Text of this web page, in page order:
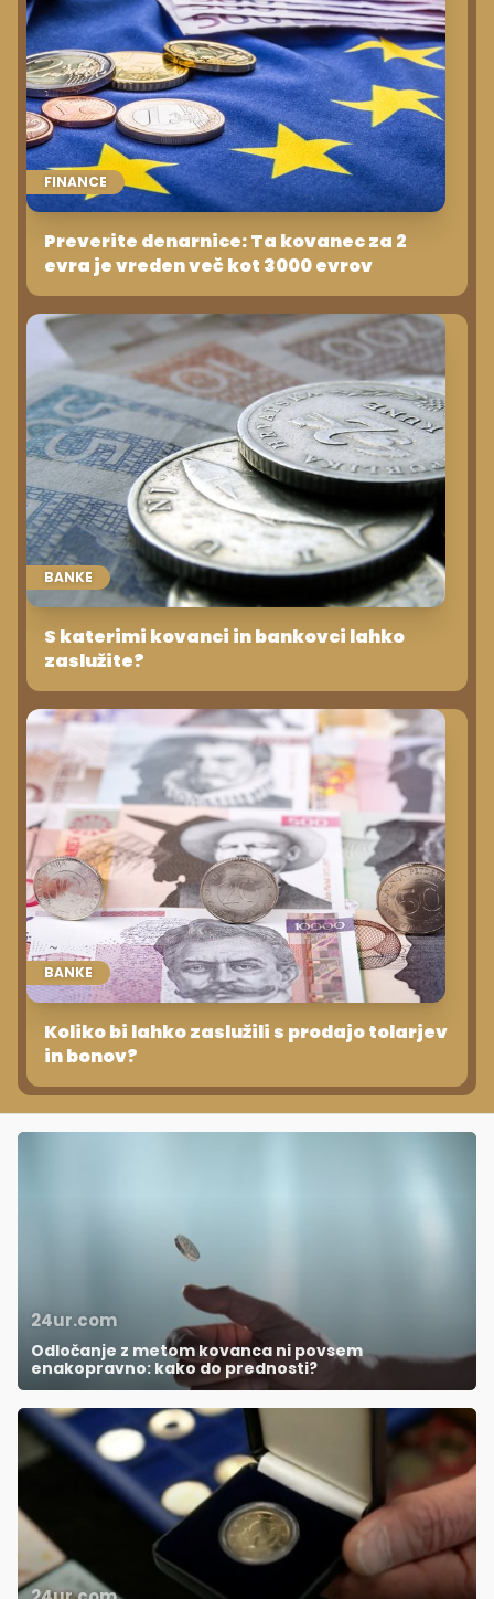
FINANCE
Preverite denarnice: Ta kovanec za 2
evra je vreden več kot 3000 evrov
BANKE
S katerimi kovanci in bankovci lahko
zaslužite?
BANKE
Koliko bi lahko zaslužili s prodajo tolarjev
in bonov?
24ur.com
Odločanje z metom kovanca ni povsem
enakopravno: kako do prednosti?